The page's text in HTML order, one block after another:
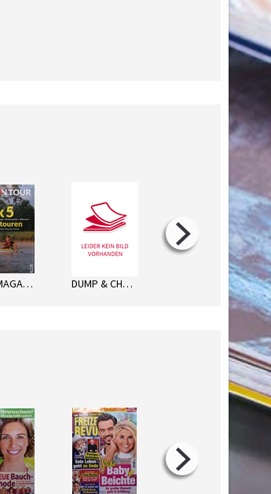
KANU MAGAZIN SP. DUMP & CHASE NORWEGEN FISCH&FANG